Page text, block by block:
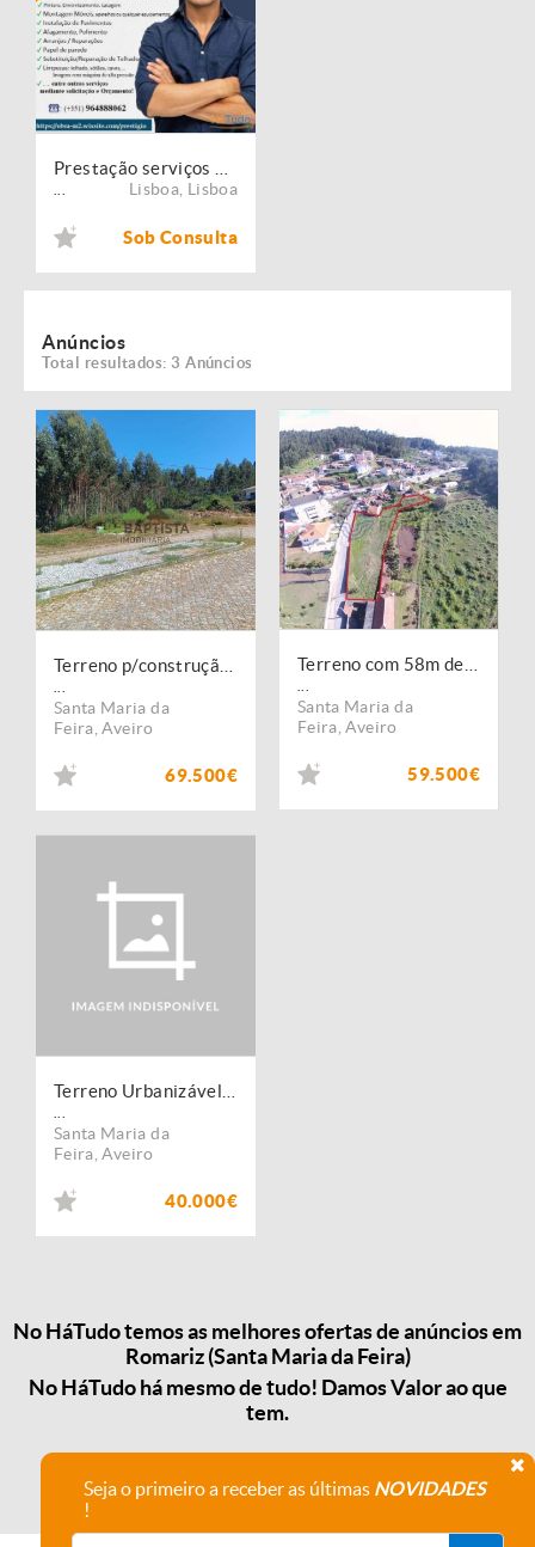
Lisboa Lisboa
Sob Consulta
Anúncios
Total resultados: 3 Anúncios
Santa Maria da
Feira ,Aveiro
69.500€
Santa Maria da
Feira ,Aveiro
59.500€
Santa Maria da
Feira ,Aveiro
40.000€
No HáTudo temos as melhores ofertas de anúncios em
Romariz (Santa Maria da Feira)
No HáTudo há mesmo de tudo! Damos Valor ao que
tem.
Seja o primeiro a receber as últimas NOVIDADES
!